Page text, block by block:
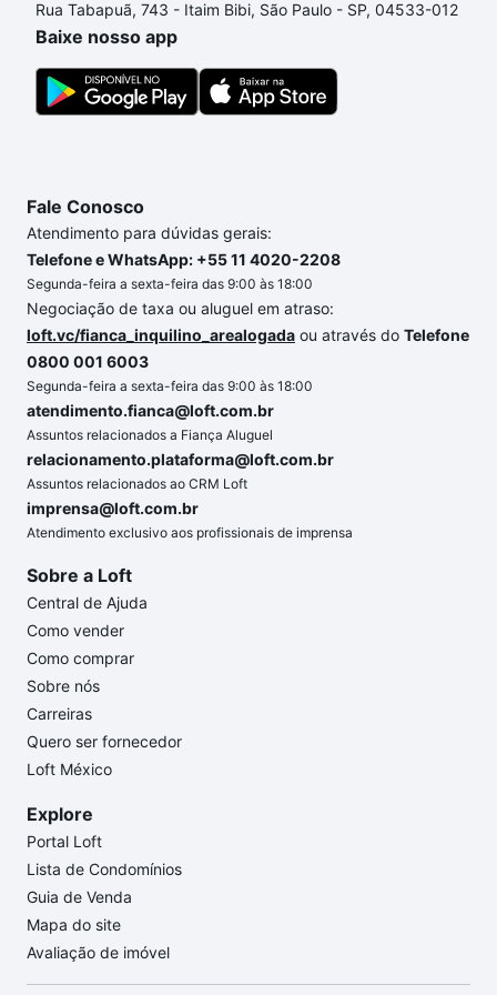
até as chaves.
Rua Tabapuã, 743 - Itaim Bibi, São Paulo - SP, 04533-012
Baixe nosso app
Fale Conosco
Atendimento para dúvidas gerais:
Telefone e WhatsApp: +55 11 4020-2208
Segunda-feira a sexta-feira das 9:00 às 18:00
Negociação de taxa ou aluguel em atraso:
loft.vc/fianca_inquilino_arealogada ou através do Telefone
0800 001 6003
Segunda-feira a sexta-feira das 9:00 às 18:00
atendimento.fianca@loft.com.br
Assuntos relacionados a Fiança Aluguel
relacionamento.plataforma@loft.com.br
Assuntos relacionados ao CRM Loft
imprensa@loft.com.br
Atendimento exclusivo aos profissionais de imprensa
Sobre a Loft
Central de Ajuda
Como vender
Como comprar
Sobre nós
Carreiras
Quero ser fornecedor
Loft México
Explore
Portal Loft
Lista de Condomínios
Guia de Venda
Mapa do site
Avaliação de imóvel